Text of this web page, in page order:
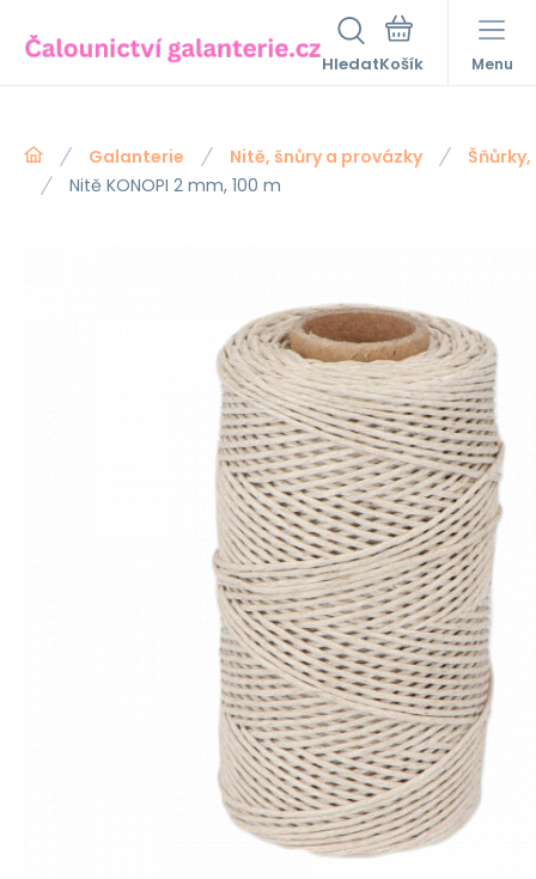
Hledat Menu
Galanterie Nitě, šnůry a provázky
Nitě KONOPI 2 mm, 100 m